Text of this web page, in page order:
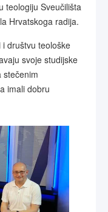
teologiju Sveučilišta
Hrvatskoga radija.
društvu teološke
svoje studijske
stečenim
imali dobru